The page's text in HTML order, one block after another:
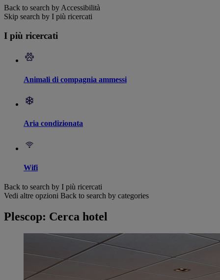
Back to search by Accessibilità
Skip search by I più ricercati
I più ricercati
Animali di compagnia ammessi
Aria condizionata
Wifi
Back to search by I più ricercati
Vedi altre opzioni Back to search by categories
Plescop: Cerca hotel